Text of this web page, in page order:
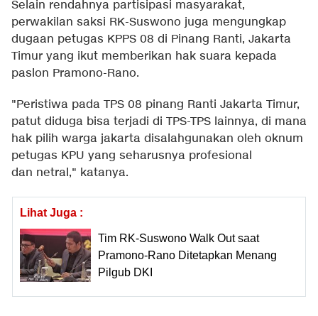
Selain rendahnya partisipasi masyarakat,
perwakilan saksi RK-Suswono juga mengungkap
dugaan petugas KPPS 08 di Pinang Ranti, Jakarta
Timur yang ikut memberikan hak suara kepada
paslon Pramono-Rano.
"Peristiwa pada TPS 08 pinang Ranti Jakarta Timur,
patut diduga bisa terjadi di TPS-TPS lainnya, di mana
hak pilih warga jakarta disalahgunakan oleh oknum
petugas KPU yang seharusnya profesional
dan netral," katanya.
Lihat Juga :
Tim RK-Suswono Walk Out saat
Pramono-Rano Ditetapkan Menang
Pilgub DKI